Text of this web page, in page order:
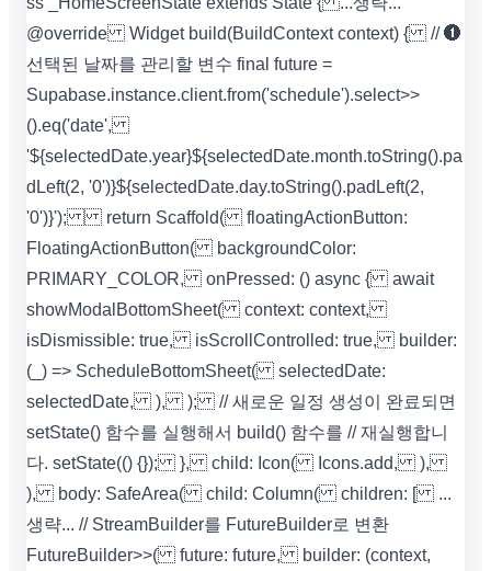
@override Widget build(BuildContext context) { // ➊
선택된 날짜를 관리할 변수 final future =
Supabase.instance.client.from('schedule').select>>
().eq('date',
'${selectedDate.year}${selectedDate.month.toString().pa
dLeft(2, '0')}${selectedDate.day.toString().padLeft(2,
'0')}'); return Scaffold( floatingActionButton:
FloatingActionButton( backgroundColor:
PRIMARY_COLOR, onPressed: () async { await
showModalBottomSheet( context: context,
isDismissible: true, isScrollControlled: true, builder:
(_) => ScheduleBottomSheet( selectedDate:
selectedDate, ), ); // 새로운 일정 생성이 완료되면
setState() 함수를 실행해서 build() 함수를 // 재실행합니
다. setState(() {}); }, child: Icon( Icons.add, ),
), body: SafeArea( child: Column( children: [ ...
생략... // StreamBuilder를 FutureBuilder로 변환
FutureBuilder>>( future: future, builder: (context,